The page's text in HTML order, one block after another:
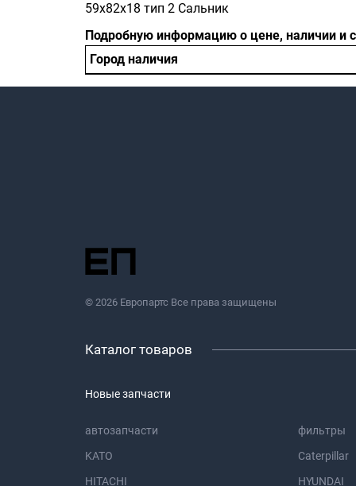
59x82x18 тип 2 Сальник
Подробную информацию о цене, наличии и
Город наличия
© 2026 Европартс Все права защищены
Каталог товаров
Новые запчасти
автозапчасти
фильтры
KATO
Caterpillar
HITACHI
HYUNDAI